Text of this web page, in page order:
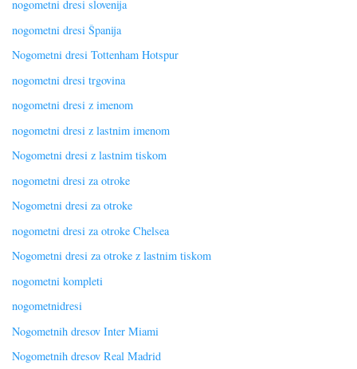
nogometni dresi slovenija
nogometni dresi Španija
Nogometni dresi Tottenham Hotspur
nogometni dresi trgovina
nogometni dresi z imenom
nogometni dresi z lastnim imenom
Nogometni dresi z lastnim tiskom
nogometni dresi za otroke
Nogometni dresi za otroke
nogometni dresi za otroke Chelsea
Nogometni dresi za otroke z lastnim tiskom
nogometni kompleti
nogometnidresi
Nogometnih dresov Inter Miami
Nogometnih dresov Real Madrid